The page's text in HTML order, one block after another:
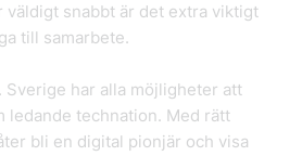
väldigt snabbt är det extra viktigt
till samarbete.
Sverige har alla möjligheter att
ledande technation. Med rätt
bli en digital pionjär och visa